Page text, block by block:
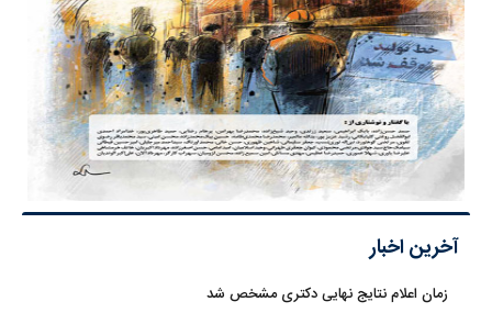
آخرین اخبار
زمان اعلام نتایج نهایی دکتری مشخص شد